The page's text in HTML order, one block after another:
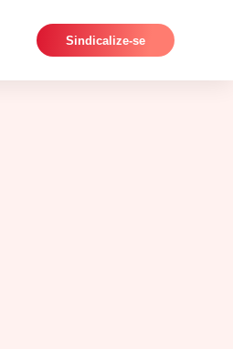
Sindicalize-se
Pesquisar